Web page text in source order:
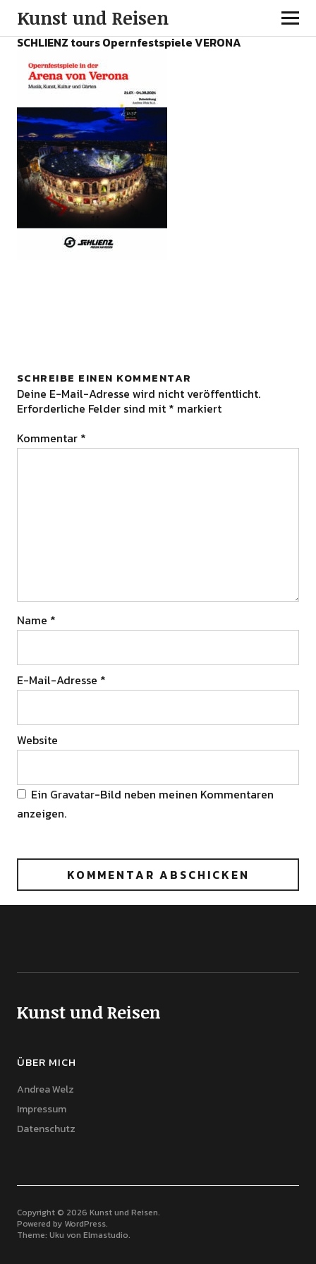
Kunst und Reisen
SCHLIENZ tours Opernfestspiele VERONA
SCHREIBE EINEN KOMMENTAR
Deine E-Mail-Adresse wird nicht veröffentlicht.
Erforderliche Felder sind mit * markiert
Kommentar *
Name *
E-Mail-Adresse *
Website
Ein Gravatar-Bild neben meinen Kommentaren
anzeigen.
Kunst und Reisen
ÜBER MICH
Andrea Welz
Impressum
Datenschutz
Copyright © 2026 Kunst und Reisen
Powered by WordPress
Theme: Uku von Elmastudio